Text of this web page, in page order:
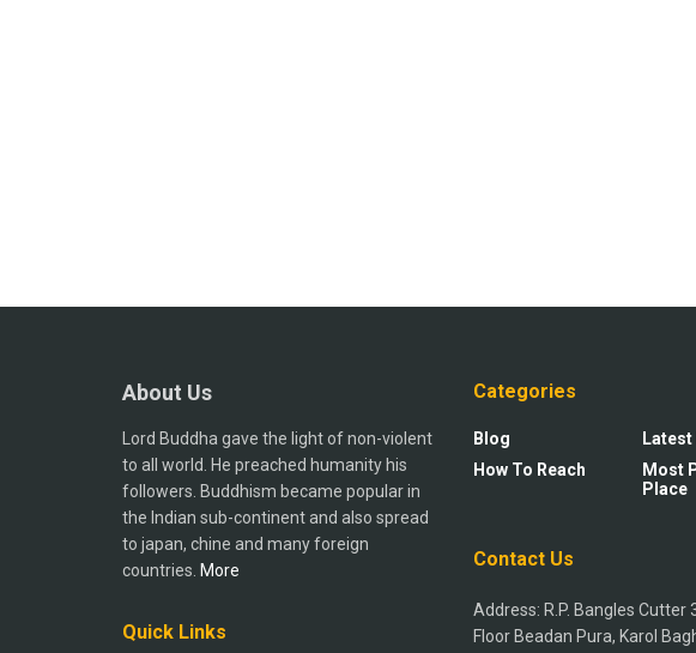
About Us
Lord Buddha gave the light of non-violent
to all world. He preached humanity his
followers. Buddhism became popular in
the Indian sub-continent and also spread
to japan, chine and many foreign
countries. More
Quick Links
Categories
Blog
How To Reach
Latest
Most
Place
Contact Us
Address: R.P. Bangles Cutter
Floor Beadan Pura, Karol